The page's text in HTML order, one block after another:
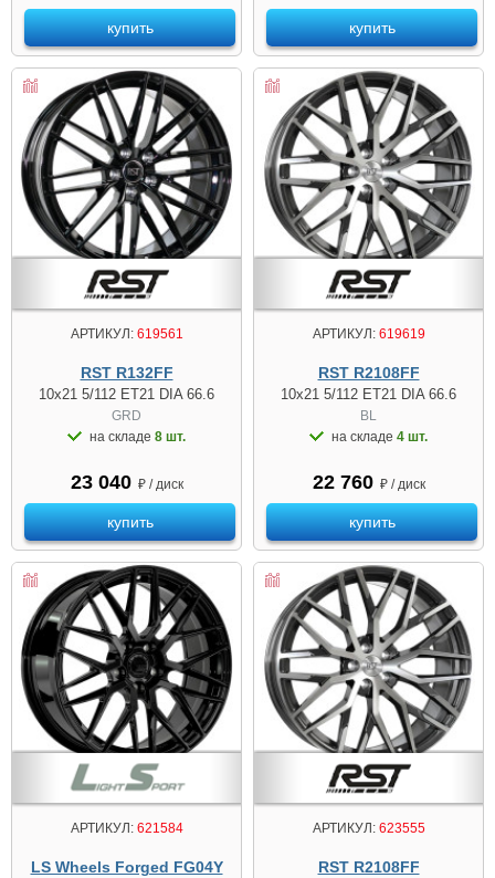
купить купить
АРТИКУЛ:619561
RST R132FF
10x21 5/112 ET21 DIA 66.6
GRD
на складе 8 шт.
23 040 ₽ / диск
купить
АРТИКУЛ:619619
RST R2108FF
10x21 5/112 ET21 DIA 66.6
BL
на складе 4 шт.
22 760 ₽ / диск
купить
АРТИКУЛ:621584
LS Wheels Forged FG04Y
АРТИКУЛ:623555
RST R2108FF